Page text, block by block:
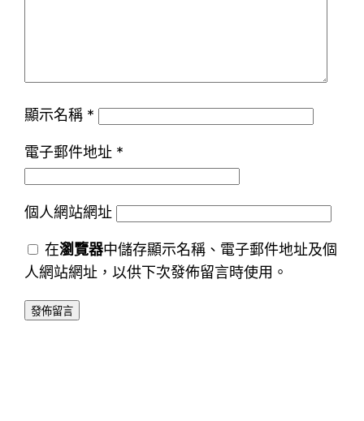
顯示名稱 *
電子郵件地址 *
個人網站網址
在瀏覽器中儲存顯示名稱、電子郵件地址及個
人網站網址，以供下次發佈留言時使用。